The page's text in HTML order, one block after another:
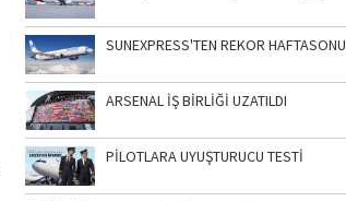
SUNEXPRESS'TEN REKOR HAFTASONU
ARSENAL İŞ BİRLİĞİ UZATILDI
PİLOTLARA UYUŞTURUCU TESTİ